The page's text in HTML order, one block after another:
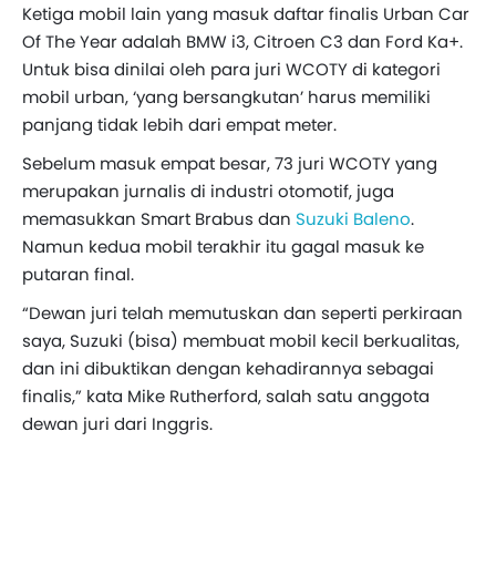
Ketiga mobil lain yang masuk daftar finalis Urban Car
Of The Year adalah BMW i3, Citroen C3 dan Ford Ka+.
Untuk bisa dinilai oleh para juri WCOTY di kategori
mobil urban, ‘yang bersangkutan’ harus memiliki
panjang tidak lebih dari empat meter.
Sebelum masuk empat besar, 73 juri WCOTY yang
merupakan jurnalis di industri otomotif, juga
memasukkan Smart Brabus dan Suzuki Baleno.
Namun kedua mobil terakhir itu gagal masuk ke
putaran final.
“Dewan juri telah memutuskan dan seperti perkiraan
saya, Suzuki (bisa) membuat mobil kecil berkualitas,
dan ini dibuktikan dengan kehadirannya sebagai
finalis,” kata Mike Rutherford, salah satu anggota
dewan juri dari Inggris.